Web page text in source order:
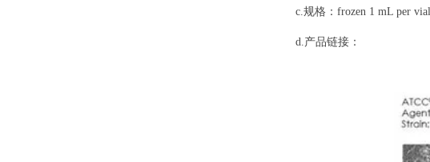
c.规格：frozen 1 mL per vial
d.产品链接：